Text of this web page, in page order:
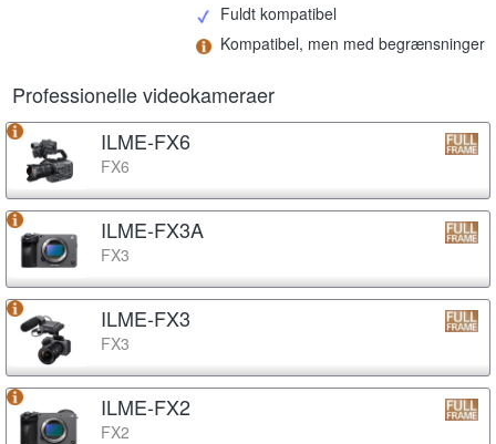
Fuldt kompatibel
Kompatibel, men med begrænsninger
Professionelle videokameraer
ILME-FX6
FX6
ILME-FX3A
FX3
ILME-FX3
FX3
ILME-FX2
FX2